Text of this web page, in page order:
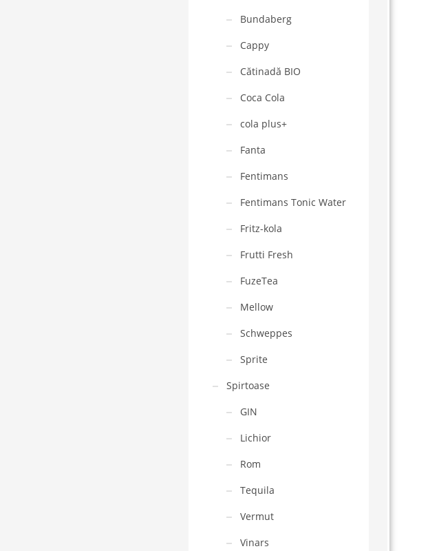
Bundaberg
Cappy
Cătinadă BIO
Coca Cola
cola plus+
Fanta
Fentimans
Fentimans Tonic Water
Fritz-kola
Frutti Fresh
FuzeTea
Mellow
Schweppes
Sprite
Spirtoase
GIN
Lichior
Rom
Tequila
Vermut
Vinars